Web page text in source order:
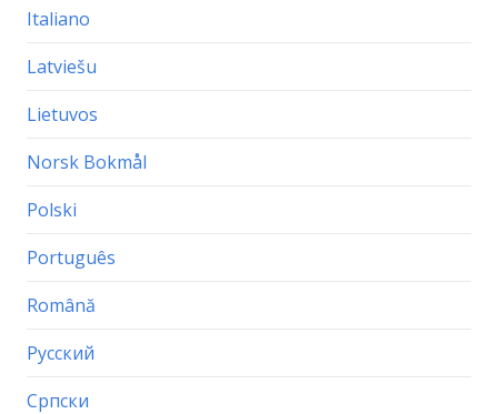
Italiano
Latviešu
Lietuvos
Norsk Bokmål
Polski
Português
Română
Русский
Српски